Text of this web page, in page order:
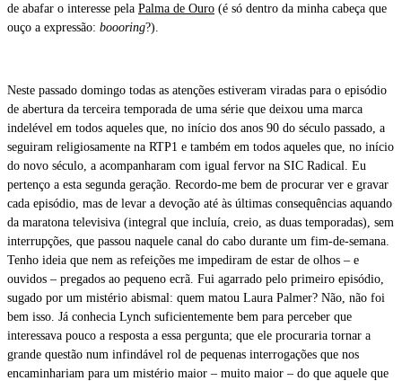
de abafar o interesse pela Palma de Ouro (é só dentro da minha cabeça que
ouço a expressão: boooring?).
Neste passado domingo todas as atenções estiveram viradas para o episódio
de abertura da terceira temporada de uma série que deixou uma marca
indelével em todos aqueles que, no início dos anos 90 do século passado, a
seguiram religiosamente na RTP1 e também em todos aqueles que, no início
do novo século, a acompanharam com igual fervor na SIC Radical. Eu
pertenço a esta segunda geração. Recordo-me bem de procurar ver e gravar
cada episódio, mas de levar a devoção até às últimas consequências aquando
da maratona televisiva (integral que incluía, creio, as duas temporadas), sem
interrupções, que passou naquele canal do cabo durante um fim-de-semana.
Tenho ideia que nem as refeições me impediram de estar de olhos – e
ouvidos – pregados ao pequeno ecrã. Fui agarrado pelo primeiro episódio,
sugado por um mistério abismal: quem matou Laura Palmer? Não, não foi
bem isso. Já conhecia Lynch suficientemente bem para perceber que
interessava pouco a resposta a essa pergunta; que ele procuraria tornar a
grande questão num infindável rol de pequenas interrogações que nos
encaminhariam para um mistério maior – muito maior – do que aquele que